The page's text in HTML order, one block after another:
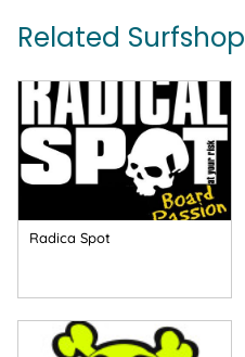
Related Surfshop
Radica Spot